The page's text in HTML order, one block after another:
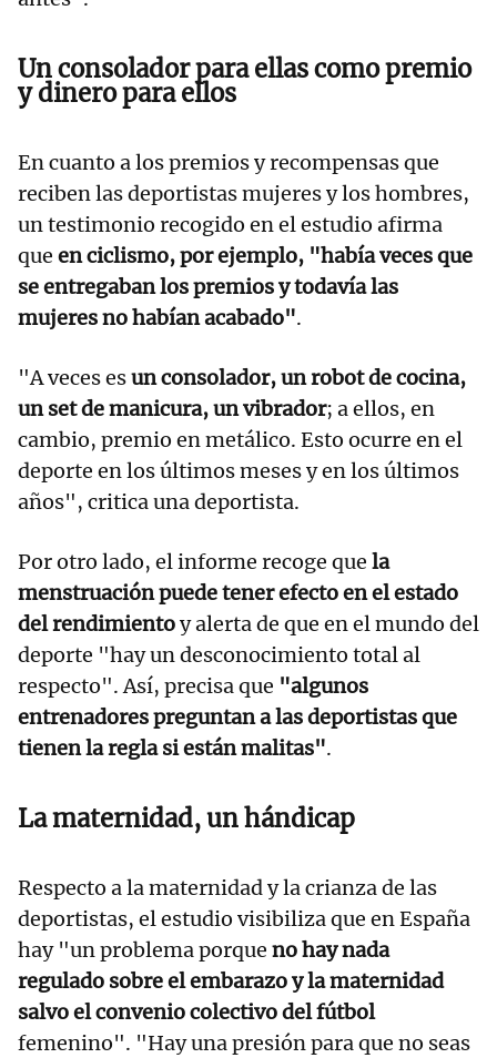
Un consolador para ellas como premio
y dinero para ellos
En cuanto a los premios y recompensas que
reciben las deportistas mujeres y los hombres,
un testimonio recogido en el estudio afirma
que en ciclismo, por ejemplo, "había veces que
se entregaban los premios y todavía las
mujeres no habían acabado".
"A veces esun consolador, un robot de cocina,
un set de manicura, un vibrador; a ellos, en
cambio, premio en metálico. Esto ocurre en el
deporte en los últimos meses y en los últimos
años", critica una deportista.
Por otro lado, el informe recoge que la
menstruación puede tener efecto en el estado
del rendimientoy alerta de que en el mundo del
deporte "hay un desconocimiento total al
respecto". Así, precisa que "algunos
entrenadores preguntan a las deportistas que
tienen la regla si están malitas".
La maternidad, un hándicap
Respecto a la maternidad y la crianza de las
deportistas, el estudio visibiliza que en España
hay "un problema porque no hay nada
regulado sobre el embarazo y la maternidad
salvo el convenio colectivo del fútbol
femenino". "Hay una presión para que no seas